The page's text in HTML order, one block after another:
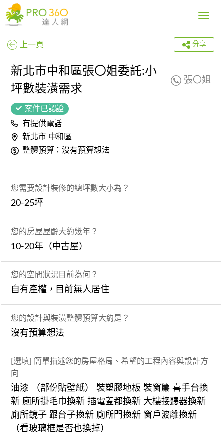
Toggle
上一頁 分享
新北市中和區張〇姐委託:小
坪數裝潢需求
張〇姐
案件已認證
有提供電話
新北市 中和區
整體預算：沒有預算想法
您需要設計裝修的總坪數大小為？
20-25坪
您的房屋屋齡大約幾年？
10-20年（中古屋）
您的空間狀況目前為何？
自有產權，目前無人居住
您的設計與裝潢整體預算大約是？
沒有預算想法
[選填] 簡單描述您的房屋格局、希望的工程內容與設計方
向
油漆 （部份貼壁紙） 裝塑膠地板 裝窗簾 喜手台換
新 廁所掛毛巾換新 插電蓋都換新 大樓接聽器換新
廁所鏡子 跟台子換新 廁所門換新 窗戶波離換新
（看玻璃框是否也換掉）